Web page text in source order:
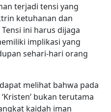
terjadi tensi yang
ketuhanan dan
ini harus dijaga
implikasi yang
sehari-hari orang
melihat bahwa pada
bukan terutama
kaidah iman